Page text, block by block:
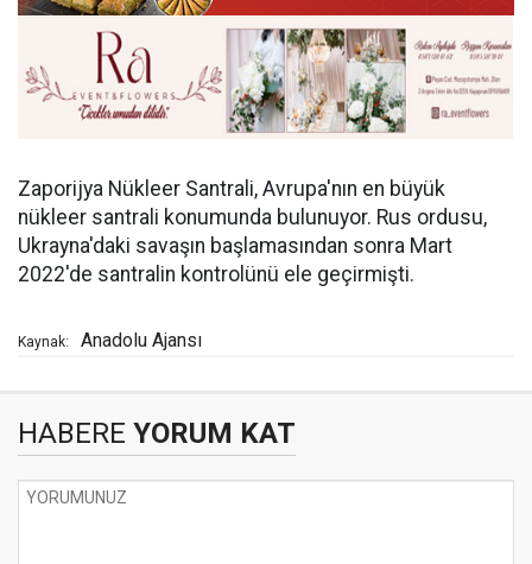
Zaporijya Nükleer Santrali, Avrupa'nın en büyük
nükleer santrali konumunda bulunuyor. Rus ordusu,
Ukrayna'daki savaşın başlamasından sonra Mart
2022'de santralin kontrolünü ele geçirmişti.
Kaynak: Anadolu Ajansı
HABERE YORUM KAT